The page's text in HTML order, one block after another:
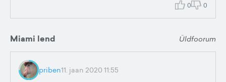
0 0
Miami lend Üldfoorum
priben11. jaan 2020 11:55